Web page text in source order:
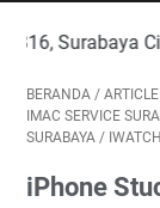
City
BERANDA / ARTICLE
IMAC SERVICE
SURABAYA /
iPhone